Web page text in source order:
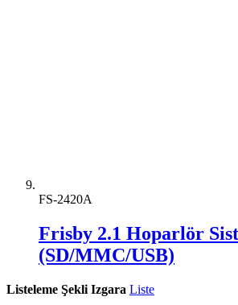
FS-2420A
Frisby 2.1 Hoparlör
(SD/MMC/USB)
Listeleme Şekli Izgara Liste